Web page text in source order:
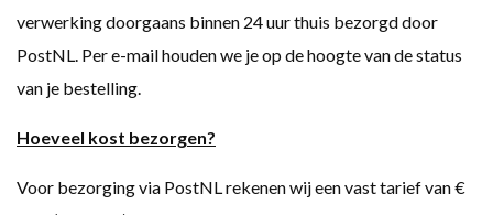
verwerking doorgaans binnen 24 uur thuis bezorgd door
PostNL. Per e-mail houden we je op de hoogte van de status
van je bestelling.
Hoeveel kost bezorgen?
Voor bezorging via PostNL rekenen wij een vast tarief van €